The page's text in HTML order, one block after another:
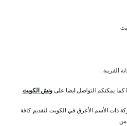
القريبة .
كما يمكنكم التواصل ايضا علىونش الكويت
ذات الأسم الأعرق في الكويت لتقديم كافة
من